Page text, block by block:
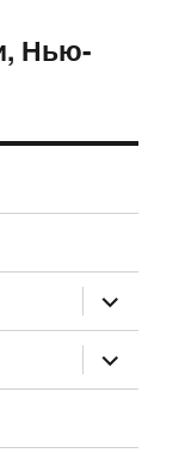
Нью-
дочернее
меню
дочернее
меню